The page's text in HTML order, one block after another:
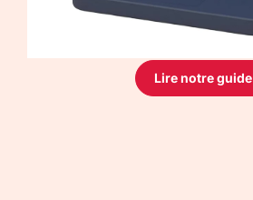
Lire notre guide